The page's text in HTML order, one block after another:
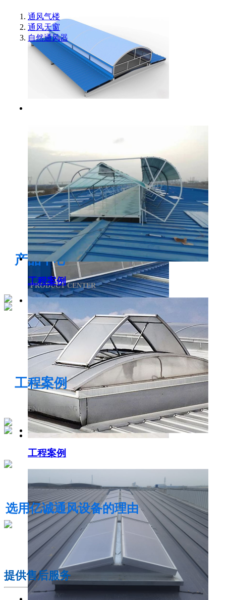
电开启通风气楼
侧开型排烟天窗
电动采光排烟天窗
通风气楼
通风天窗
自然通风器
产品中心
PRODUCT CENTER
工程案例
工程案例
工程案例
ENGINEERING CASE
选用亿诚通风设备的理由
提供售后服务